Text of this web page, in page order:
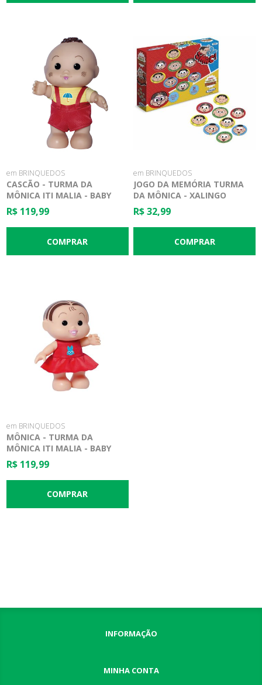
em BRINQUEDOS
CASCÃO - TURMA DA
MÔNICA ITI MALIA - BABY
BRINK
R$ 119,99
em BRINQUEDOS
JOGO DA MEMÓRIA TURMA
DA MÔNICA - XALINGO
R$ 32,99
em BRINQUEDOS
MÔNICA - TURMA DA
MÔNICA ITI MALIA - BABY
BRINK
R$ 119,99
INFORMAÇÃO
MINHA CONTA